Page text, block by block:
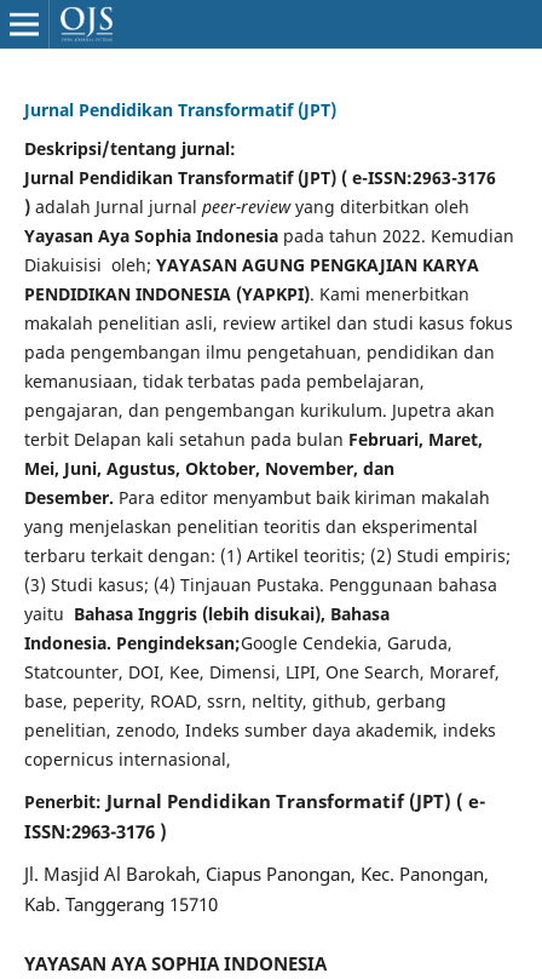
Jurnal Pendidikan Transformatif (JPT)
Deskripsi/tentang jurnal:
Jurnal Pendidikan Transformatif (JPT) ( e-ISSN:2963-3176
)adalah Jurnal jurnal peer-reviewyang diterbitkan oleh
Yayasan Aya Sophia Indonesiapada tahun 2022. Kemudian
Diakuisisi oleh; YAYASAN AGUNG PENGKAJIAN KARYA
PENDIDIKAN INDONESIA (YAPKPI). Kami menerbitkan
makalah penelitian asli, review artikel dan studi kasus fokus
pada pengembangan ilmu pengetahuan, pendidikan dan
kemanusiaan, tidak terbatas pada pembelajaran,
pengajaran, dan pengembangan kurikulum. Jupetra akan
terbit Delapan kali setahun pada bulan Februari, Maret,
Mei, Juni, Agustus, Oktober, November, dan
Desember. Para editor menyambut baik kiriman makalah
yang menjelaskan penelitian teoritis dan eksperimental
terbaru terkait dengan: (1) Artikel teoritis; (2) Studi empiris;
(3) Studi kasus; (4) Tinjauan Pustaka. Penggunaan bahasa
yaitu Bahasa Inggris (lebih disukai), Bahasa
Indonesia. Pengindeksan;Google Cendekia, Garuda,
Statcounter, DOI, Kee, Dimensi, LIPI, One Search, Moraref,
base, peperity, ROAD, ssrn, neltity, github, gerbang
penelitian, zenodo, Indeks sumber daya akademik, indeks
copernicus internasional,
Penerbit: Jurnal Pendidikan Transformatif (JPT) ( e-
ISSN:2963-3176 )
Jl. Masjid Al Barokah, Ciapus Panongan, Kec. Panongan,
Kab. Tanggerang 15710
YAYASAN AYA SOPHIA INDONESIA